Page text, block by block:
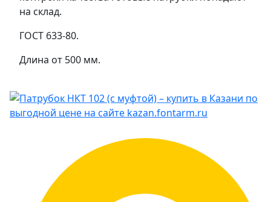
на склад.
ГОСТ 633-80.
Длина от 500 мм.